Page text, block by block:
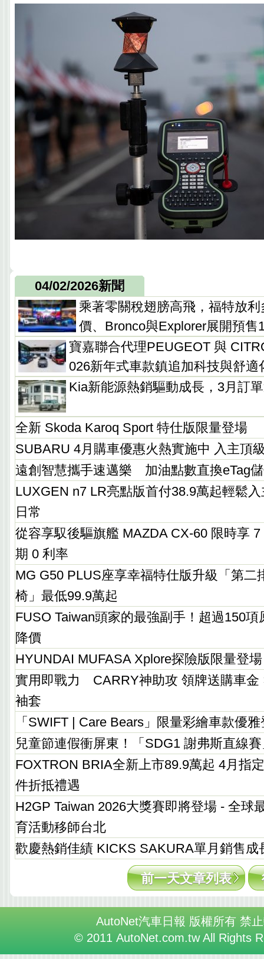
04/02/2026新聞
乘著零關稅翅膀高飛，福特放
價、Bronco與Explorer展開預售
寶嘉聯合代理PEUGEOT 與
026新年式車款鎮追加科技與舒適
Kia新能源熱銷驅動成長，3月訂
全新 Skoda Karoq Sport 特仕版限量登場
SUBARU 4月購車優惠火熱實施中 入主頂
遠創智慧攜手速邁樂 加油點數直換eTag
LUXGEN n7 LR亮點版首付38.9萬起輕鬆
日常
從容享馭後驅旗艦 MAZDA CX-60 限時享
期 0 利率
MG G50 PLUS座享幸福特仕版升級「第二
椅」最低99.9萬起
FUSO Taiwan頭家的最強副手！超過150
降價
HYUNDAI MUFASA Xplore探險版限量登場
實用即戰力 CARRY神助攻 領牌送購車金
袖套
「SWIFT | Care Bears」限量彩繪車款優雅
兒童節連假衝屏東！「SDG1 謝弗斯直線
FOXTRON BRIA全新上市89.9萬起 4月指
件折抵禮遇
H2GP Taiwan 2026大獎賽即將登場 - 全球
育活動移師台北
歡慶熱銷佳績 KICKS SAKURA單月銷售成
前一天文章列表
AutoNet汽車日報 版權所有 禁
© 2011 AutoNet.com.tw All Rights